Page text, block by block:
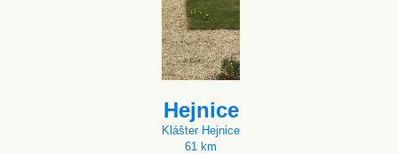
Hejnice
Klášter Hejnice
61 km